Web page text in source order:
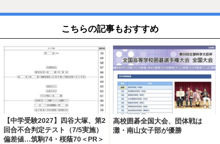
こちらの記事もおすすめ
【中学受験2027】四谷大塚、第2
回合不合判定テスト（7/5実施）
偏差値…筑駒74・桜蔭70＜PR＞
高校囲碁全国大会、団体戦は
灘・南山女子部が優勝